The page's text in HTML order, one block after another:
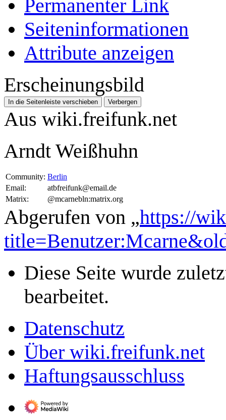
Permanenter Link
Seiten­­informationen
Attribute anzeigen
Erscheinungsbild
In die Seitenleiste verschieben Verbergen
Aus wiki.freifunk.net
Arndt Weißhuhn
Community: Berlin
Email:
atbfreifunk@email.de
Matrix:
@mcarnebln:matrix.org
Abgerufen von „https://
Diese Seite wurde
bearbeitet.
Datenschutz
Über wiki.freifunk.net
Haftungsausschluss